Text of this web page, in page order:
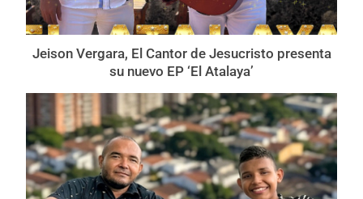
Jeison Vergara, El Cantor de Jesucristo presenta
su nuevo EP ‘El Atalaya’